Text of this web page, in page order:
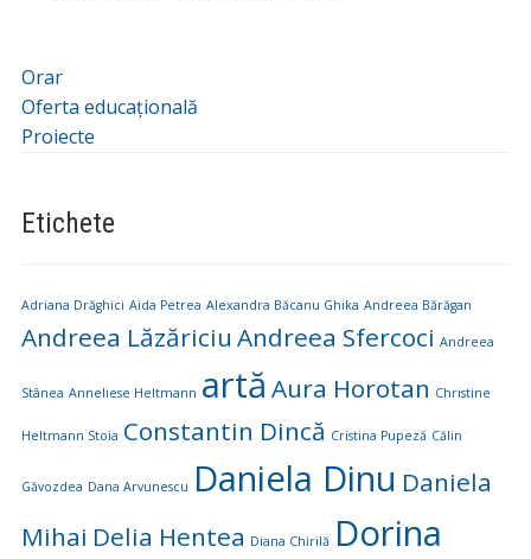
Orar
Oferta educațională
Proiecte
Etichete
Adriana Drăghici Aida Petrea Alexandra Băcanu Ghika Andreea Bărăgan
Andreea Lăzăriciu Andreea Sfercoci Andreea
Stânea Anneliese Heltmann artă Aura Horotan Christine
Heltmann Stoia Constantin Dincă Cristina Pupeză Călin
Găvozdea Dana Arvunescu Daniela Dinu Daniela
Mihai Delia Hentea Diana Chirilă Dorina